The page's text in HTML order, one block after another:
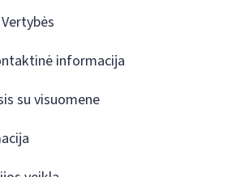
informacija
su visuomene